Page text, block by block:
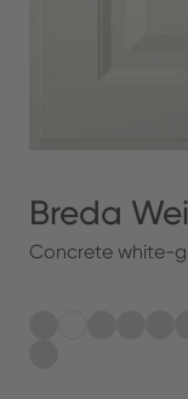
Breda
Concrete white-